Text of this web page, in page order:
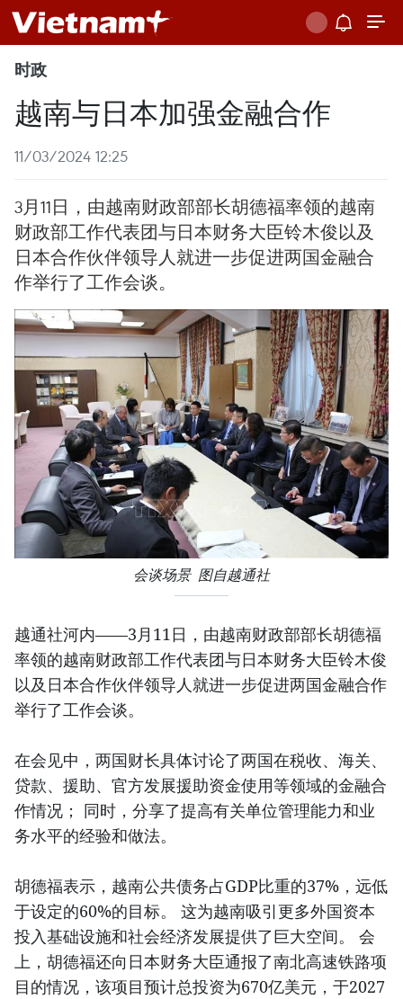
时政
越南与日本加强金融合作
11/03/2024 12:25
3月11日，由越南财政部部长胡德福率领的越南
财政部工作代表团与日本财务大臣铃木俊以及
日本合作伙伴领导人就进一步促进两国金融合
作举行了工作会谈。
会谈场景 图自越通社
越通社河内——3月11日，由越南财政部部长胡德福
率领的越南财政部工作代表团与日本财务大臣铃木俊
以及日本合作伙伴领导人就进一步促进两国金融合作
举行了工作会谈。
在会见中，两国财长具体讨论了两国在税收、海关、
贷款、援助、官方发展援助资金使用等领域的金融合
作情况； 同时，分享了提高有关单位管理能力和业
务水平的经验和做法。
胡德福表示，越南公共债务占GDP比重的37%，远低
于设定的60%的目标。 这为越南吸引更多外国资本
投入基础设施和社会经济发展提供了巨大空间。 会
上，胡德福还向日本财务大臣通报了南北高速铁路项
目的情况，该项目预计总投资为670亿美元，于2027